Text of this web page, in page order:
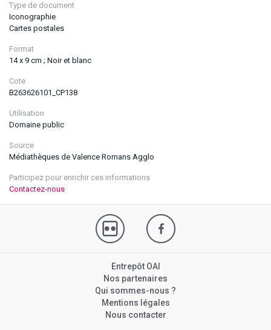
Type de document
Iconographie
Cartes postales
Format
14 x 9 cm ; Noir et blanc
Cote
B263626101_CP138
Utilisation
Domaine public
Source
Médiathèques de Valence Romans Agglo
Participez pour enrichir ces informations
Contactez-nous
Entrepôt OAI
Nos partenaires
Qui sommes-nous ?
Mentions légales
Nous contacter